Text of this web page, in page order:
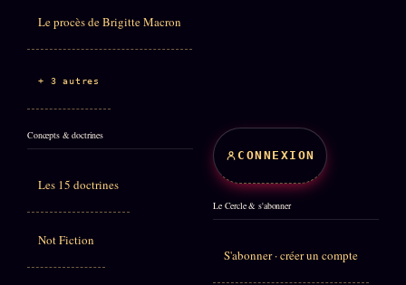
Le procès de Brigitte Macron
+ 3 autres
Concepts & doctrines
Les 15 doctrines
Not Fiction
CONNEXION
Le Cercle & s'abonner
S'abonner · créer un compte